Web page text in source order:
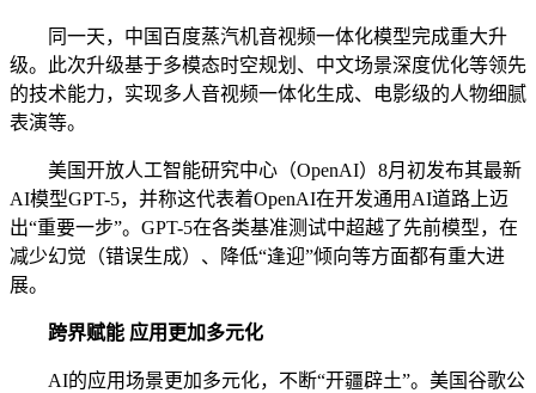
同一天，中国百度蒸汽机音视频一体化模型完成重大升
级。此次升级基于多模态时空规划、中文场景深度优化等领先
的技术能力，实现多人音视频一体化生成、电影级的人物细腻
表演等。
美国开放人工智能研究中心（OpenAI）8月初发布其最新
AI模型GPT-5，并称这代表着OpenAI在开发通用AI道路上迈
出“重要一步”。GPT-5在各类基准测试中超越了先前模型，在
减少幻觉（错误生成）、降低“逢迎”倾向等方面都有重大进
展。
跨界赋能 应用更加多元化
AI的应用场景更加多元化，不断“开疆辟土”。美国谷歌公